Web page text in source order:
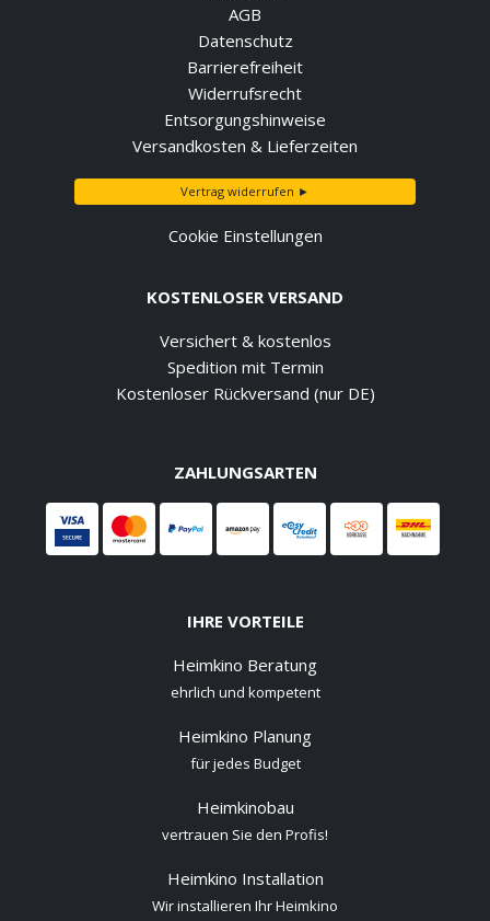
AGB
Datenschutz
Barrierefreiheit
Widerrufsrecht
Entsorgungshinweise
Versandkosten & Lieferzeiten
Vertrag widerrufen ►
Cookie Einstellungen
KOSTENLOSER VERSAND
Versichert & kostenlos
Spedition mit Termin
Kostenloser Rückversand (nur DE)
ZAHLUNGSARTEN
IHRE VORTEILE
Heimkino Beratung
ehrlich und kompetent
Heimkino Planung
für jedes Budget
Heimkinobau
vertrauen Sie den Profis!
Heimkino Installation
Wir installieren Ihr Heimkino